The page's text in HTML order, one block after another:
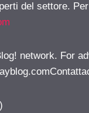
del settore.
network. For